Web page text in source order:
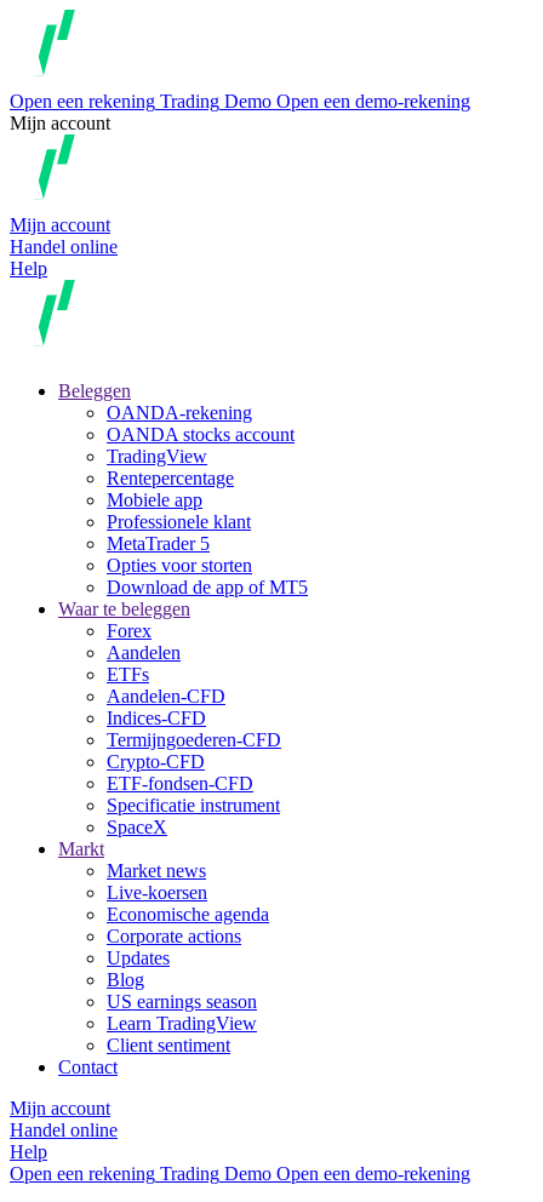
Open een rekening Trading Demo Open een demo-rekening
Mijn account
Mijn account
Handel online
Help
Beleggen
OANDA-rekening
OANDA stocks account
TradingView
Rentepercentage
Mobiele app
Professionele klant
MetaTrader 5
Opties voor storten
Download de app of MT5
Waar te beleggen
Forex
Aandelen
ETFs
Aandelen-CFD
Indices-CFD
Termijngoederen-CFD
Crypto-CFD
ETF-fondsen-CFD
Specificatie instrument
SpaceX
Markt
Market news
Live-koersen
Economische agenda
Corporate actions
Updates
Blog
US earnings season
Learn TradingView
Client sentiment
Contact
Mijn account
Handel online
Help
Open een rekening Trading Demo Open een demo-rekening